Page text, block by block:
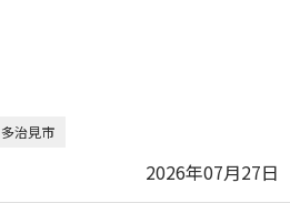
多治見市
2026年07月27日